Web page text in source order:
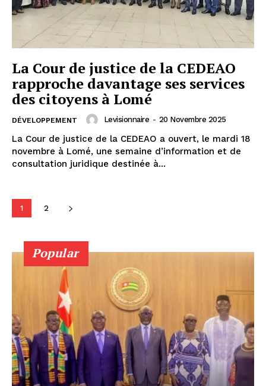
La Cour de justice de la CEDEAO
rapproche davantage ses services
des citoyens à Lomé
DÉVELOPPEMENT Levisionnaire - 20 Novembre 2025
La Cour de justice de la CEDEAO a ouvert, le mardi 18
novembre à Lomé, une semaine d’information et de
consultation juridique destinée à...
1 2
Popular